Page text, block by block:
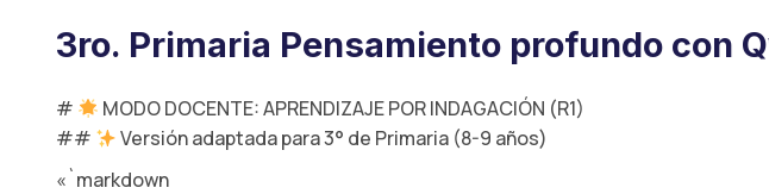
3ro. Primaria Pensamiento profundo con
#
MODO DOCENTE: APRENDIZAJE POR INDAGACIÓN (R1)
##
Versión adaptada para 3° de Primaria (8-9 años)
«`markdown